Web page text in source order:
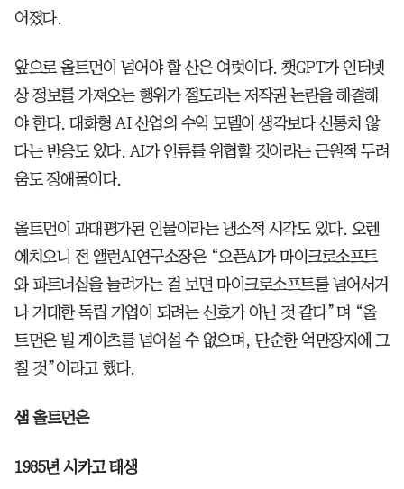
어졌다.
앞으로 올트먼이 넘어야 할 산은 여럿이다. 챗GPT가 인터넷
상 정보를 가져오는 행위가 절도라는 저작권 논란을 해결해
야 한다. 대화형 AI 산업의 수익 모델이 생각보다 신통치 않
다는 반응도 있다. AI가 인류를 위협할 것이라는 근원적 두려
움도 장애물이다.
올트먼이 과대평가된 인물이라는 냉소적 시각도 있다. 오렌
에치오니 전 앨런AI연구소장은 “오픈AI가 마이크로소프트
와 파트너십을 늘려가는 걸 보면 마이크로소프트를 넘어서거
나 거대한 독립 기업이 되려는 신호가 아닌 것 같다”며 “올
트먼은 빌 게이츠를 넘어설 수 없으며, 단순한 억만장자에 그
칠 것”이라고 했다.
샘 올트먼은
1985년 시카고 태생